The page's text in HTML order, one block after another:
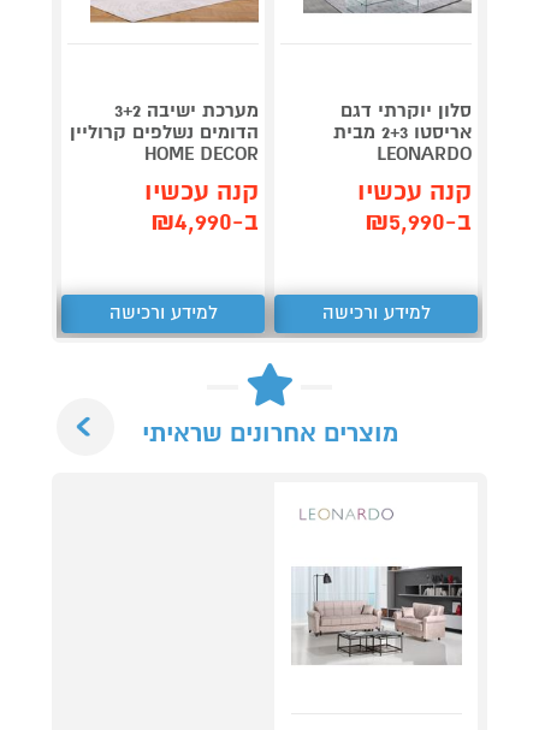
סלון יוקרתי דגם
אריסטו 2+3 מבית
LEONARDO
קנה עכשיו
ב-₪5,990
למידע ורכישה
מערכת ישיבה 3+2
הדומים נשלפים קרוליין
HOME DECOR
קנה עכשיו
ב-₪4,990
למידע ורכישה
מוצרים אחרונים שראיתי